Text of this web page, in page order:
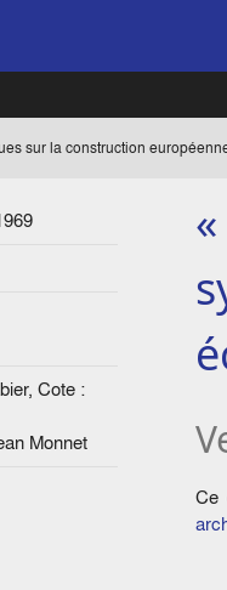
sur la construction
Cote :
Monnet
Ce